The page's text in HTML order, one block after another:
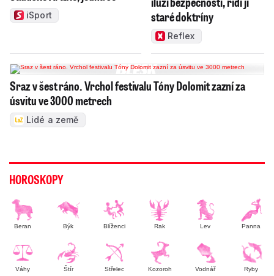
iSport
staré doktríny
Reflex
Sraz v šest ráno. Vrchol festivalu Tóny Dolomit zazní za
úsvitu ve 3000 metrech
Lidé a země
HOROSKOPY
Beran Býk Blíženci Rak Lev Panna
Váhy Štír Střelec Kozoroh Vodnář Ryby